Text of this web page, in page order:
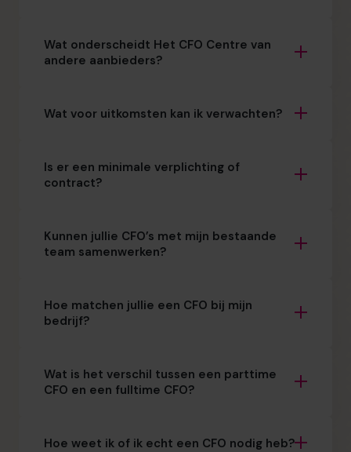
Wat onderscheidt Het CFO Centre van
andere aanbieders?
Wat voor uitkomsten kan ik verwachten?
Is er een minimale verplichting of
contract?
Kunnen jullie CFO’s met mijn bestaande
team samenwerken?
Hoe matchen jullie een CFO bij mijn
bedrijf?
Wat is het verschil tussen een parttime
CFO en een fulltime CFO?
Hoe weet ik of ik echt een CFO nodig heb?